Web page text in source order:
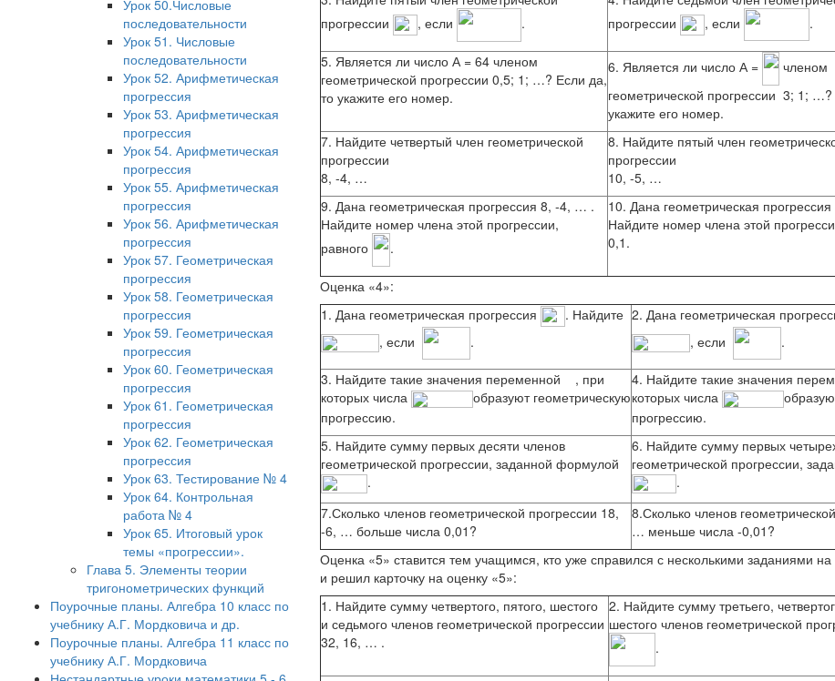
Урок 50.Числовые
последовательности
Урок 51. Числовые
последовательности
Урок 52. Арифметическая
прогрессия
Урок 53. Арифметическая
прогрессия
Урок 54. Арифметическая
прогрессия
Урок 55. Арифметическая
прогрессия
Урок 56. Арифметическая
прогрессия
Урок 57. Геометрическая
прогрессия
Урок 58. Геометрическая
прогрессия
Урок 59. Геометрическая
прогрессия
Урок 60. Геометрическая
прогрессия
Урок 61. Геометрическая
прогрессия
Урок 62. Геометрическая
прогрессия
Урок 63. Тестирование № 4
Урок 64. Контрольная
работа № 4
Урок 65. Итоговый урок
темы «прогрессии».
Глава 5. Элементы теории
тригонометрических функций
Поурочные планы. Алгебра 10 класс по
учебнику А.Г. Мордковича и др.
Поурочные планы. Алгебра 11 класс по
учебнику А.Г. Мордковича
прогрессии
, если .
прогрессии
, если .
5. Является ли число А = 64 членом
геометрической прогрессии 0,5; 1; …? Если да,
то укажите его номер.
6. Является ли число А =
членом
геометрической прогрессии 3; 1;
укажите его номер.
7. Найдите четвертый член геометрической
прогрессии
8, -4, …
8. Найдите пятый член
прогрессии
10, -5, …
9. Дана геометрическая прогрессия 8, -4, … .
Найдите номер члена этой прогрессии,
равного
.
10. Дана геометрическая
Найдите номер члена этой
0,1.
Оценка «4»:
1. Дана геометрическая прогрессия
. Найдите
, если
.
2. Дана геометрическая
, если
.
3. Найдите такие значения переменной
, при
которых числа
образуют геометрическую
прогрессию.
4. Найдите такие значения
которых числа
прогрессию.
5. Найдите сумму первых десяти членов
геометрической прогрессии, заданной формулой
.
6. Найдите сумму первых
геометрической прогрессии,
.
7.Сколько членов геометрической прогрессии 18,
-6, … больше числа 0,01?
8.Сколько членов
… меньше числа -0,01?
Оценка «5» ставится тем учащимся, кто уже справился с несколькими заданиями на
и решил карточку на оценку «5»:
1. Найдите сумму четвертого, пятого, шестого
и седьмого членов геометрической прогрессии
32, 16, … .
2. Найдите сумму третьего,
шестого членов геометрической
.